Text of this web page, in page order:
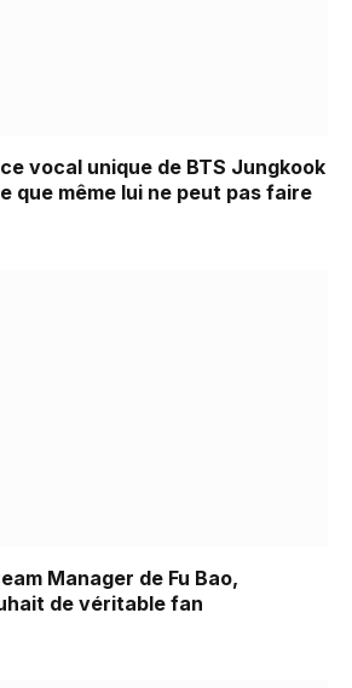
vocal unique de BTS Jungkook
que même lui ne peut pas faire
Manager de Fu Bao,
de véritable fan